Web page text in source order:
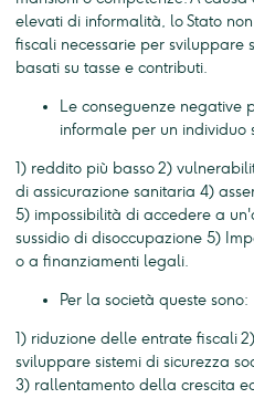
elevati di informalità, lo Stato
fiscali necessarie per sviluppare
basati su tasse e contributi.
Le conseguenze negative
informale per un individuo
1) reddito più basso 2)
di assicurazione sanitaria 4)
5) impossibilità di accedere a
sussidio di disoccupazione 5)
o a finanziamenti legali.
Per la società queste sono:
1) riduzione delle entrate fiscali
sviluppare sistemi di sicurezza
3) rallentamento della crescita